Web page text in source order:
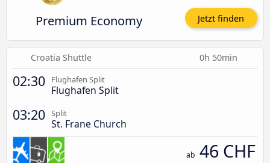
Premium Economy Jetzt finden
Croatia Shuttle 0h 50min
02:30 Flughafen Split
Flughafen Split
03:20 Split
St. Frane Church
ab 46 CHF